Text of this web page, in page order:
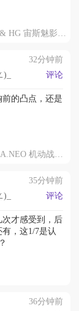
32分钟前
评论
的凸点，还是
Excellent Model RAHDX G.A.NEO 机动战士高达 塞拉·玛斯
35分钟前
评论
才感受到，后
，这1/7是认
36分钟前